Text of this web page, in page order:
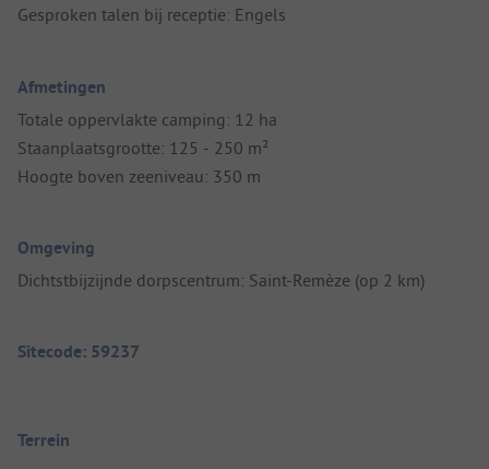
Gesproken talen bij receptie: Engels
Afmetingen
Totale oppervlakte camping: 12 ha
Staanplaatsgrootte: 125 - 250 m²
Hoogte boven zeeniveau: 350 m
Omgeving
Dichtstbijzijnde dorpscentrum: Saint-Remèze (op 2 km)
Sitecode: 59237
Terrein